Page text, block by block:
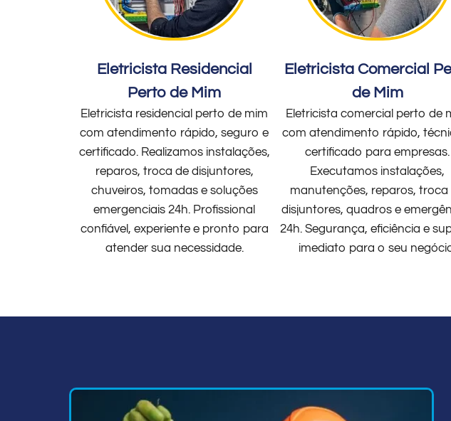
Eletricista Residencial
Perto de Mim
Eletricista residencial perto de mim
com atendimento rápido, seguro e
certificado. Realizamos instalações,
reparos, troca de disjuntores,
chuveiros, tomadas e soluções
emergenciais 24h. Profissional
confiável, experiente e pronto para
atender sua necessidade.
Eletricista Comercial
de Mim
Eletricista comercial perto de
com atendimento rápido,
certificado para empresas.
Executamos instalações,
manutenções, reparos, troca
disjuntores, quadros e
24h. Segurança, eficiência e
imediato para o seu